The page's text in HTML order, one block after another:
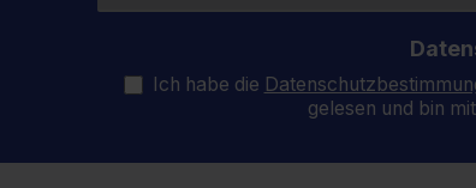
Ich habe die
gelesen und bin